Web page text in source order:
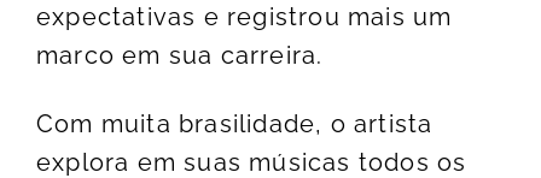
expectativas e registrou mais um
marco em sua carreira.
Com muita brasilidade, o artista
explora em suas músicas todos os